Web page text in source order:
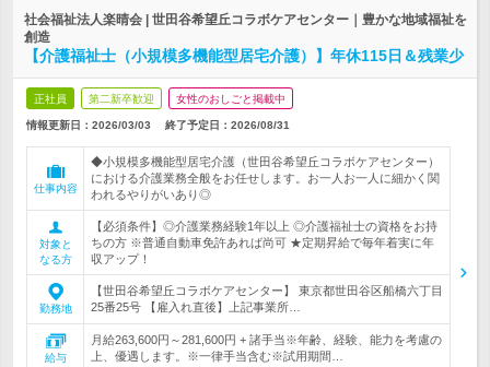
社会福祉法人楽晴会 | 世田谷希望丘コラボケアセンター｜豊かな地域福祉を
創造
【介護福祉士（小規模多機能型居宅介護）】年休115日＆残業少
正社員 第二新卒歓迎 女性のおしごと掲載中
情報更新日：2026/03/03 終了予定日： 2026/08/31
仕事内容
◆小規模多機能型居宅介護（世田谷希望丘コラボケアセンター）
における介護業務全般をお任せします。お一人お一人に細かく関
われるやりがいあり◎
対象と
なる方
【必須条件】◎介護業務経験1年以上 ◎介護福祉士の資格をお持
ちの方 ※普通自動車免許あれば尚可 ★定期昇給で毎年着実に年
収アップ！
勤務地
【世田谷希望丘コラボケアセンター】 東京都世田谷区船橋六丁目
25番25号 【雇入れ直後】上記事業所…
給与
月給263,600円～281,600円 + 諸手当※年齢、経験、能力を考慮の
上、優遇します。※一律手当含む※試用期間…